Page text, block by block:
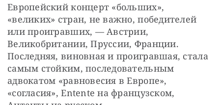
Европейский концерт «больших»,
«великих» стран, не важно, победителей
или проигравших, — Австрии,
Великобритании, Пруссии, Франции.
Последняя, виновная и проигравшая, стала
самым стойким, последовательным
адвокатом «равновесия в Европе»,
«согласия», Entente на французском,